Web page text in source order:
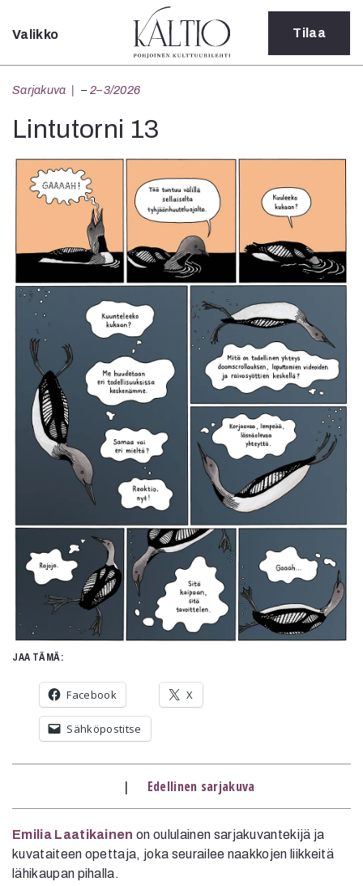
Sulje
Verkkoartikkeli
Teatteri
Tanssi
Tanssi
Sarjakuva
Sámegillii
Pääkirjoitus
Paperilehdestä
Oulu2026
Näyttelyt
Musiikki
Levyt
Kuvataide
Kirjat
In English
Esitystaide
Arkisto
Lehdet
4/2026
1/2026
6/2025
5/2025 saame
5/2025
Lehtiarkisto
Tilaus ja irtonumerot
Yhteistyössä
Mediatiedot
Kaltio ry
Valikko Tilaa
Sarjakuva –2–3/2026
Lintutorni 13
JAA TÄMÄ:
Facebook X
Sähköpostitse
| Edellinen sarjakuva
Emilia Laatikainen on oululainen sarjakuvantekijä ja
kuvataiteen opettaja, joka seurailee naakkojen liikkeitä
lähikaupan pihalla.